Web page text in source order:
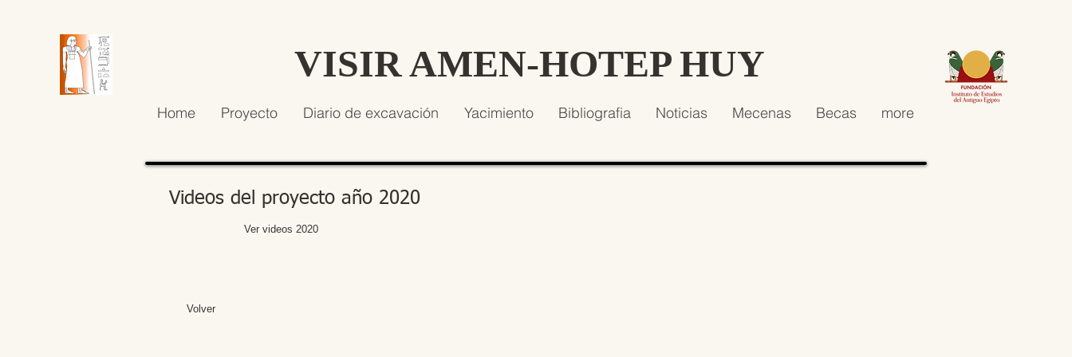
VISIR AMEN-HOTEP HUY
Home Proyecto Diario de excavación Yacimiento Bibliografia Noticias Mecenas Becas more
Videos del proyecto año 2020
Ver videos 2020
Volver